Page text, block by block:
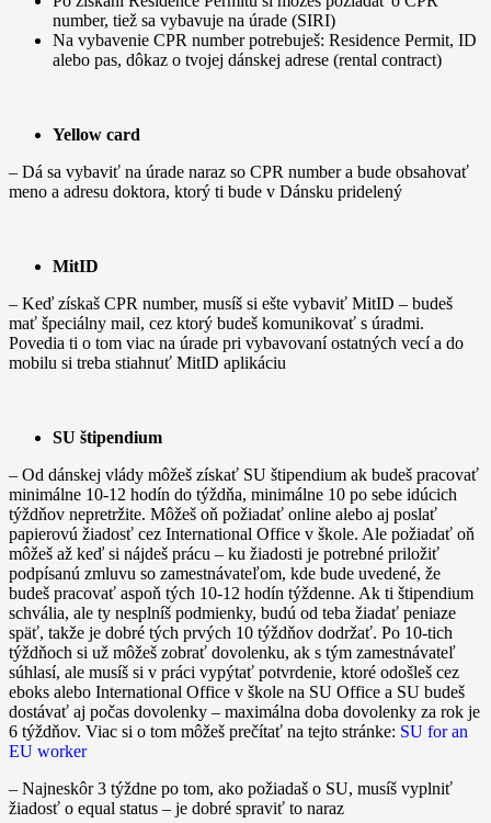
number, tiež sa vybavuje na úrade (SIRI)
Na vybavenie CPR number potrebuješ: Residence Permit, ID
alebo pas, dôkaz o tvojej dánskej adrese (rental contract)
Yellow card
– Dá sa vybaviť na úrade naraz so CPR number a bude obsahovať
meno a adresu doktora, ktorý ti bude v Dánsku pridelený
MitID
– Keď získaš CPR number, musíš si ešte vybaviť MitID – budeš
mať špeciálny mail, cez ktorý budeš komunikovať s úradmi.
Povedia ti o tom viac na úrade pri vybavovaní ostatných vecí a do
mobilu si treba stiahnuť MitID aplikáciu
SU štipendium
– Od dánskej vlády môžeš získať SU štipendium ak budeš pracovať
minimálne 10-12 hodín do týždňa, minimálne 10 po sebe idúcich
týždňov nepretržite. Môžeš oň požiadať online alebo aj poslať
papierovú žiadosť cez International Office v škole. Ale požiadať oň
môžeš až keď si nájdeš prácu – ku žiadosti je potrebné priložiť
podpísanú zmluvu so zamestnávateľom, kde bude uvedené, že
budeš pracovať aspoň tých 10-12 hodín týždenne. Ak ti štipendium
schvália, ale ty nesplníš podmienky, budú od teba žiadať peniaze
späť, takže je dobré tých prvých 10 týždňov dodržať. Po 10-tich
týždňoch si už môžeš zobrať dovolenku, ak s tým zamestnávateľ
súhlasí, ale musíš si v práci vypýtať potvrdenie, ktoré odošleš cez
eboks alebo International Office v škole na SU Office a SU budeš
dostávať aj počas dovolenky – maximálna doba dovolenky za rok je
6 týždňov. Viac si o tom môžeš prečítať na tejto stránke: SU for an
EU worker
– Najneskôr 3 týždne po tom, ako požiadaš o SU, musíš vyplniť
žiadosť o equal status – je dobré spraviť to naraz